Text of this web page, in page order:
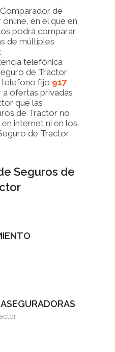
de
en el que en
podrá comparar
de múltiples
telefónica
de Tractor
telefono fijo 917
a ofertas privadas
que las
de Tractor no
internet ni en los
de Tractor
Seguros de